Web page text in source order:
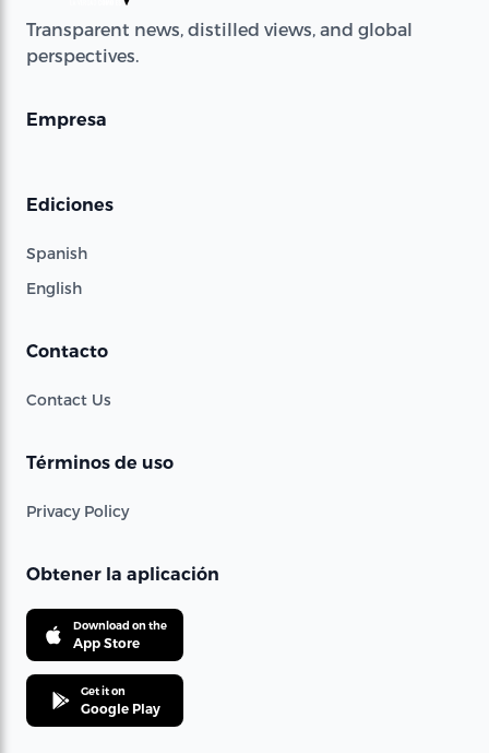
Transparent news, distilled views, and global
perspectives.
Empresa
Ediciones
Spanish
English
Contacto
Contact Us
Términos de uso
Privacy Policy
Obtener la aplicación
Download on the
App Store
Get it on
Google Play